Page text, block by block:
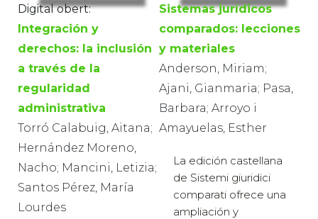
Digital obert:
Integración y
derechos: la inclusión
a través de la
regularidad
administrativa
Torró Calabuig, Aitana;
Hernández Moreno,
Nacho; Mancini, Letizia;
Santos Pérez, María
Lourdes
Sistemas jurídicos
comparados: lecciones
y materiales
Anderson, Miriam;
Ajani, Gianmaria; Pasa,
Barbara; Arroyo i
Amayuelas, Esther
La edición castellana
de Sistemi giuridici
comparati ofrece una
ampliación y